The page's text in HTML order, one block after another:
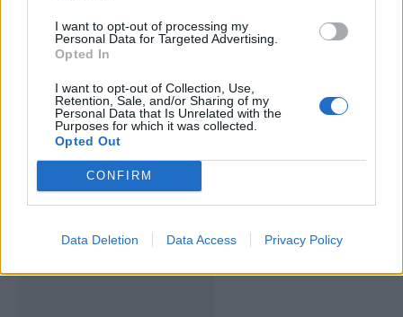
I want to opt-out of processing my
Personal Data for Targeted Advertising.
Opted In
I want to opt-out of Collection, Use,
Retention, Sale, and/or Sharing of my
Personal Data that Is Unrelated with the
Purposes for which it was collected.
Opted Out
CONFIRM
Data Deletion Data Access Privacy Policy
Deputados do PSD saúdam Banda
Sinfónica da ARMAB pelo 1º lugar no
certame internacional de Valência